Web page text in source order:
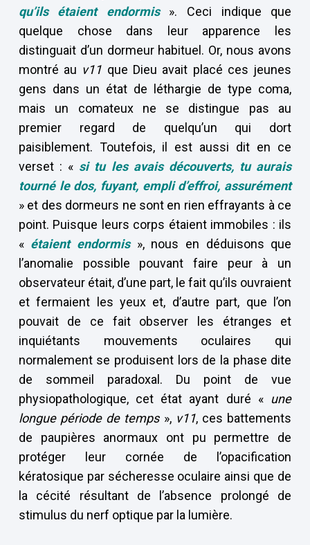
qu’ils étaient endormis». Ceci indique que
quelque chose dans leur apparence les
distinguait d’un dormeur habituel. Or, nous avons
montré au v11 que Dieu avait placé ces jeunes
gens dans un état de léthargie de type coma,
mais un comateux ne se distingue pas au
premier regard de quelqu’un qui dort
paisiblement. Toutefois, il est aussi dit en ce
verset : « si tu les avais découverts, tu aurais
tourné le dos, fuyant, empli d’effroi, assurément
» et des dormeurs ne sont en rien effrayants à ce
point. Puisque leurs corps étaient immobiles : ils
«étaient endormis», nous en déduisons que
l’anomalie possible pouvant faire peur à un
observateur était, d’une part, le fait qu’ils ouvraient
et fermaient les yeux et, d’autre part, que l’on
pouvait de ce fait observer les étranges et
inquiétants mouvements oculaires qui
normalement se produisent lors de la phase dite
de sommeil paradoxal. Du point de vue
physiopathologique, cet état ayant duré « une
longue période de temps », v11, ces battements
de paupières anormaux ont pu permettre de
protéger leur cornée de l’opacification
kératosique par sécheresse oculaire ainsi que de
la cécité résultant de l’absence prolongé de
stimulus du nerf optique par la lumière.